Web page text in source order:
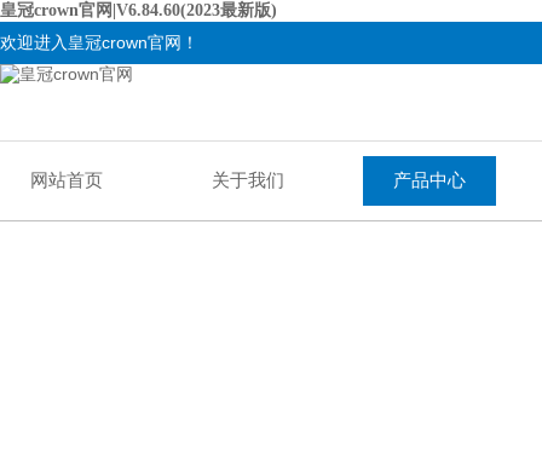
皇冠crown官网|V6.84.60(2023最新版)
欢迎进入皇冠crown官网！
网站首页 关于我们 产品中心